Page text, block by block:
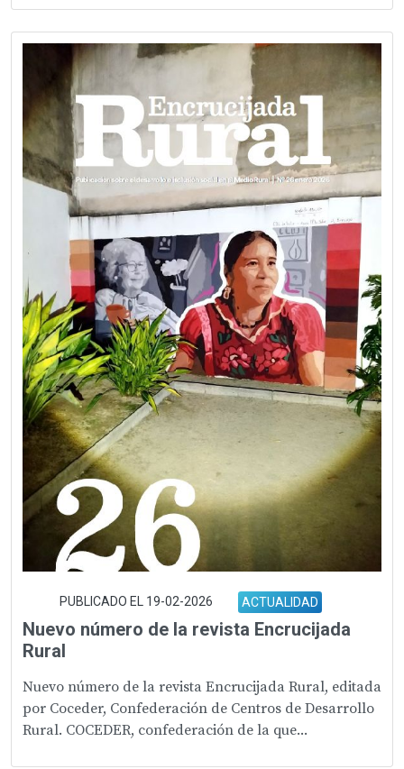
PUBLICADO EL 19-02-2026 ACTUALIDAD
Nuevo número de la revista Encrucijada
Rural
Nuevo número de la revista Encrucijada Rural, editada
por Coceder, Confederación de Centros de Desarrollo
Rural. COCEDER, confederación de la que...